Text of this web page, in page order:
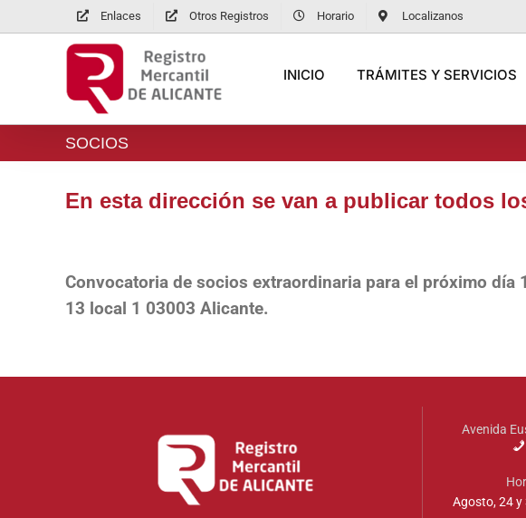
Enlaces Otros Registros Horario Localizanos
INICIO TRÁMITES Y SERVICIOS
SOCIOS
En esta dirección se van a publicar todos
Convocatoria de socios extraordinaria para el próximo
13 local 1 03003 Alicante.
Avenida
Agosto, 24 y